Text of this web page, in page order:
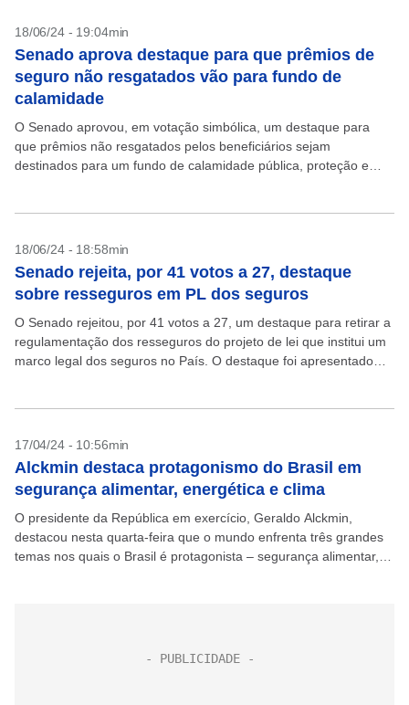
18/06/24 - 19:04min
Senado aprova destaque para que prêmios de
seguro não resgatados vão para fundo de
calamidade
O Senado aprovou, em votação simbólica, um destaque para
que prêmios não resgatados pelos beneficiários sejam
destinados para um fundo de calamidade pública, proteção e
18/06/24 - 18:58min
Senado rejeita, por 41 votos a 27, destaque
sobre resseguros em PL dos seguros
O Senado rejeitou, por 41 votos a 27, um destaque para retirar a
regulamentação dos resseguros do projeto de lei que institui um
marco legal dos seguros no País. O destaque foi apresentado
17/04/24 - 10:56min
Alckmin destaca protagonismo do Brasil em
segurança alimentar, energética e clima
O presidente da República em exercício, Geraldo Alckmin,
destacou nesta quarta-feira que o mundo enfrenta três grandes
temas nos quais o Brasil é protagonista – segurança alimentar,